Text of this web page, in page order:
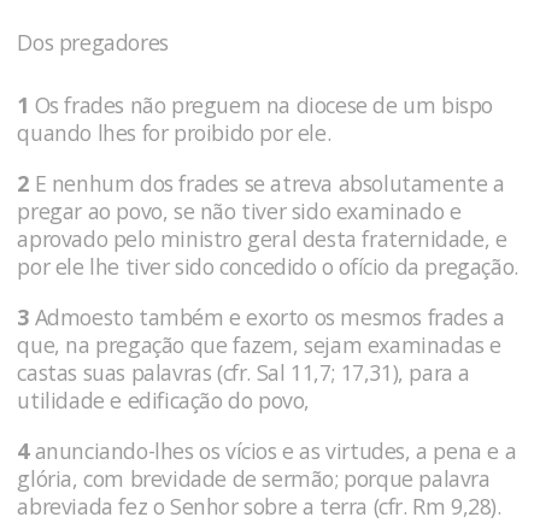
Dos pregadores
1 Os frades não preguem na diocese de um bispo
quando lhes for proibido por ele.
2 E nenhum dos frades se atreva absolutamente a
pregar ao povo, se não tiver sido examinado e
aprovado pelo ministro geral desta fraternidade, e
por ele lhe tiver sido concedido o ofício da pregação.
3 Admoesto também e exorto os mesmos frades a
que, na pregação que fazem, sejam examinadas e
castas suas palavras (cfr. Sal 11,7; 17,31), para a
utilidade e edificação do povo,
4anunciando-lhes os vícios e as virtudes, a pena e a
glória, com brevidade de sermão; porque palavra
abreviada fez o Senhor sobre a terra (cfr. Rm 9,28).